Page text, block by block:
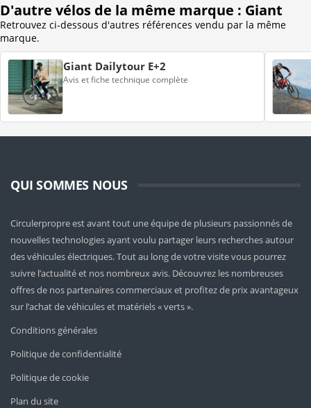
D'autre vélos de la même marque : Giant
Retrouvez ci-dessous d'autres références vendu par la même
marque.
Giant Dailytour E+2
Avis et fiche technique complète
QUI SOMMES NOUS
Circulerpropre est avant tout une équipe de plusieurs passionnés de
nouvelles technologies ayant voulu partager leurs recherches autour
des véhicules électriques. Tout au long de votre visite vous pourrez
suivre l’actualité et nos nombreux avis. Découvrez les nombreuses
offres de nos partenaires commerciaux et profitez de prix avantageux
sur l’achat de véhicules et matériels « verts ».
Conditions générales
Politique de confidentialité
Politique de cookie
Plan du site